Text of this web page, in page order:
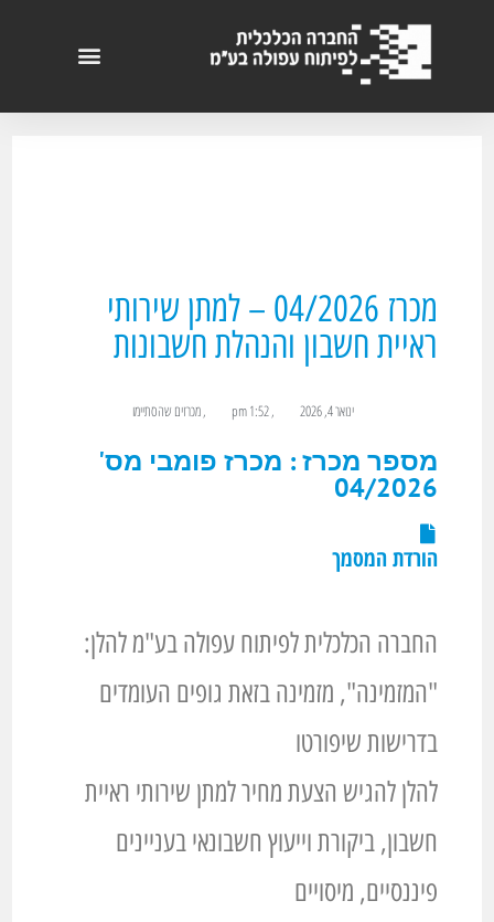
מכרז 04/2026 – למתן שירותי
ראיית חשבון והנהלת חשבונות
ינואר 4, 2026 ,
1:52 pm
,מכרזים שהסתיימו
מספר מכרז : מכרז פומבי מס'
04/2026
הורדת המסמך
החברה הכלכלית לפיתוח עפולה בע"מ להלן:
"המזמינה", מזמינה בזאת גופים העומדים
בדרישות שיפורטו
להלן להגיש הצעת מחיר למתן שירותי ראיית
חשבון, ביקורת וייעוץ חשבונאי בעניינים
פיננסיים, מיסויים